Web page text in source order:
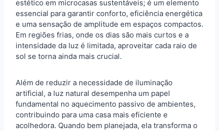
estético em microcasas sustentáveis; é um elemento
essencial para garantir conforto, eficiência energética
e uma sensação de amplitude em espaços compactos.
Em regiões frias, onde os dias são mais curtos e a
intensidade da luz é limitada, aproveitar cada raio de
sol se torna ainda mais crucial.
Além de reduzir a necessidade de iluminação
artificial, a luz natural desempenha um papel
fundamental no aquecimento passivo de ambientes,
contribuindo para uma casa mais eficiente e
acolhedora. Quando bem planejada, ela transforma o